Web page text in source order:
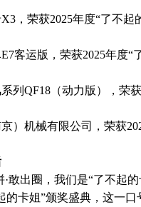
，荣获2025年度“了不起
客运版，荣获2025年度
列QF18（动力版），荣
）机械有限公司，荣获
·敢出圈，我们是“了不起
的卡姐”颁奖盛典，这一